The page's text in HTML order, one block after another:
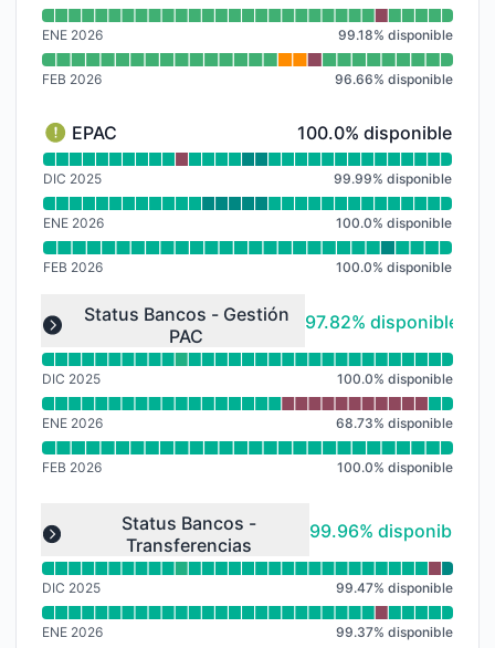
ENE 2026 99.18% disponible
FEB 2026 96.66% disponible
EPAC - Rendimiento degradado
EPAC 100% - disponible
100.0% disponible
Leer gráfico de tiempo de actividad para EPAC
DIC 2025 99.99% disponible
ENE 2026 100.0% disponible
FEB 2026 100.0% disponible
Expand group
Status Bancos - Gestión
PAC
98% - disponible
97.82% disponible
Leer gráfico de tiempo de actividad para undefined
DIC 2025 100.0% disponible
ENE 2026 68.73% disponible
FEB 2026 100.0% disponible
Expand group
Status Bancos -
Transferencias
100% - disponible
99.96% disponible
Leer gráfico de tiempo de actividad para undefined
DIC 2025 99.47% disponible
ENE 2026 99.37% disponible